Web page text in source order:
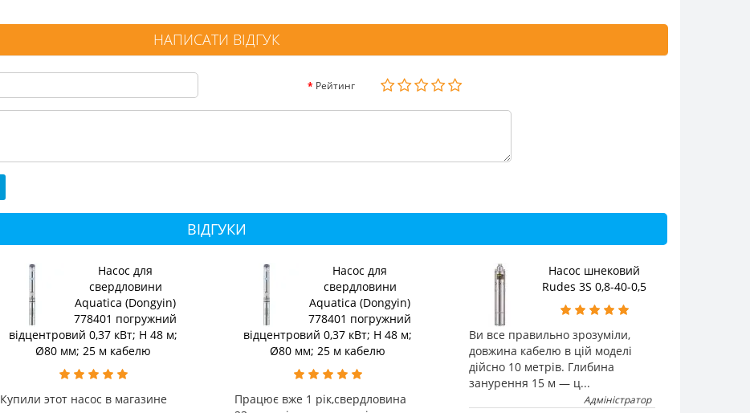
НАПИСАТИ ВІДГУК
Рейтинг
ВІДГУКИ
Насос для
свердловини
Aquatica (Dongyin)
778401 погружний
відцентровий 0,37 кВт; H 48 м;
Ø80 мм; 25 м кабелю
Купили этот насос в магазине
Насос для
свердловини
Aquatica (Dongyin)
778401 погружний
відцентровий 0,37 кВт; H 48 м;
Ø80 мм; 25 м кабелю
Працює вже 1 рік,свердловина
Насос шнековий
Rudes 3S 0,8-40-0,5
Ви все правильно зрозуміли,
довжина кабелю в цій моделі
дійсно 10 метрів. Глибина
занурення 15 м — ц...
Адміністратор